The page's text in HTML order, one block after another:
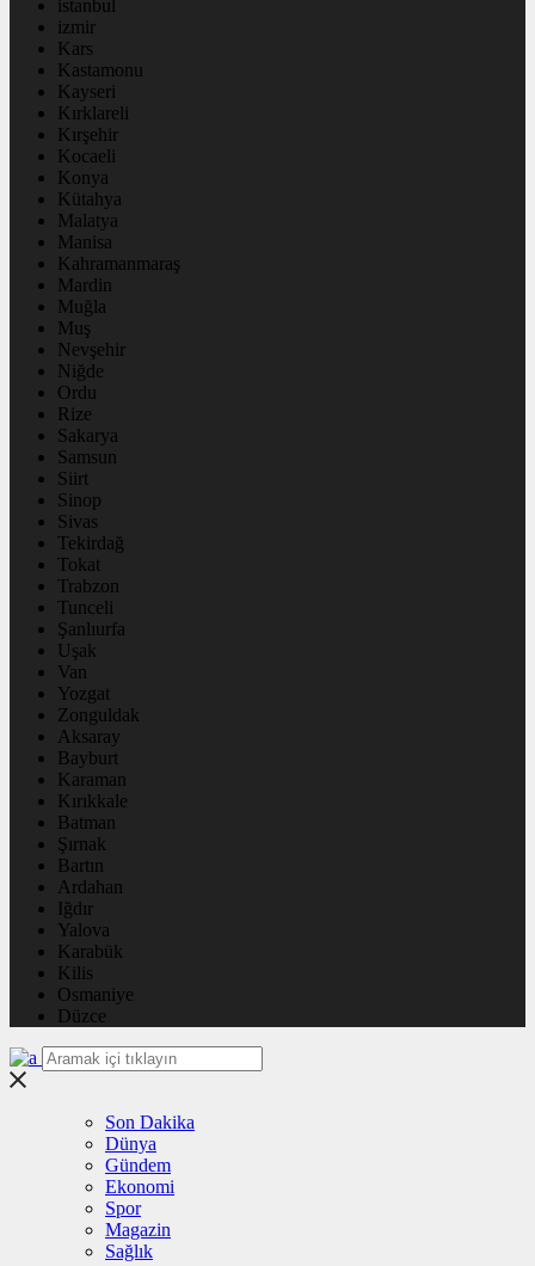
istanbul
izmir
Kars
Kastamonu
Kayseri
Kırklareli
Kırşehir
Kocaeli
Konya
Kütahya
Malatya
Manisa
Kahramanmaraş
Mardin
Muğla
Muş
Nevşehir
Niğde
Ordu
Rize
Sakarya
Samsun
Siirt
Sinop
Sivas
Tekirdağ
Tokat
Trabzon
Tunceli
Şanlıurfa
Uşak
Van
Yozgat
Zonguldak
Aksaray
Bayburt
Karaman
Kırıkkale
Batman
Şırnak
Bartın
Ardahan
Iğdır
Yalova
Karabük
Kilis
Osmaniye
Düzce
Son Dakika
Dünya
Gündem
Ekonomi
Spor
Magazin
Sağlık